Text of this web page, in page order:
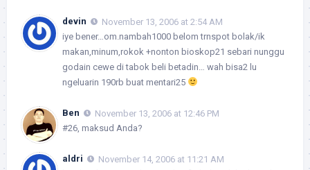
devin
November 13, 2006 at 2:54 AM
iye bener…om.nambah1000 belom trnspot bolak/ik
makan,minum,rokok +nonton bioskop21 sebari nunggu
godain cewe di tabok beli betadin… wah bisa2 lu
ngeluarin 190rb buat mentari25
Ben
November 13, 2006 at 12:46 PM
#26, maksud Anda?
aldri
November 14, 2006 at 11:21 AM